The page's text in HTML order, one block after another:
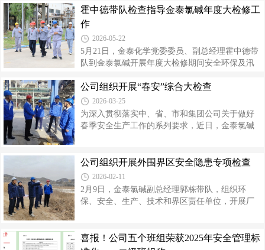
程掌握程度；在装置区核查固定式报警仪阈值设
定、响应处置、联锁投用、防爆电器运行以及“跑
冒滴漏”治理推进情况。高万升强调安全
放”十周年，也是第25个全国“安全生产月”，活动
以“十年零排践初心·安全环保再出发”为主题，将
全体参与人员沿着水处理工序生态鱼池至总排口
实地参观回顾。看着清澈无害的循环水和封堵了
十年的总排口，大家对公司深入践行“绿水青山就
是金山银山”有了更直观的感受。“十年了，我们深
知安全是底线，环保
霍中德带队检查指导金泰氯碱年度大检修工
作
2026-05-22
5月21日，金泰化学党委委员、副总经理霍中德带
队到金泰氯碱开展年度大检修期间安全环保及汛
高利平，副总经理郭栋、王奋斗、张晓峰及相关
人员参加。霍中德一行深入各生产分厂检修作业
现场，实地查看检修进度，详细了解检修工期安
排、风险管控措施落实、作业票证管理、外委承
雷电工作布置及应急物资储备进行检查，并了解
了“一述两清”筹备进展情况。霍中德强调，当前正
值年度大检修与汛期叠加时期，安全高
公司组织开展“春安”综合大检查
2026-03-25
为深入贯彻落实中、省、市和集团公司关于做好
春季安全生产工作的系列要求，近日，金泰氯碱
季“防雷、防静电、防解冻泄漏、防解冻坍塌”等季
节性风险，对生产全链条进行深度“体检”，旨在推
动安全生产治理模式向事前预防转型，坚决守牢
安全生产底线。检查过程中，各检查组严格按照
《2026年春季安全环保消防综合大检查的通知》
关键环节。采用“查台账、看现场、问员工”相结合
的方式，深入各分厂及关
公司组织开展外围界区安全隐患专项检查
2026-02-11
2月9日，金泰氯碱副总经理郭栋带队，组织环
保、安全、生产、技术和界区责任单位，开展厂
外部风险隐患，围绕厂区外围四周、水源井、高
喜报！公司五个班组荣获2025年安全管理标